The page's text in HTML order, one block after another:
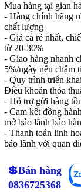
Mua hàng tại gian
- Hàng chính hãng
chất lượng
- Giá cả rẻ nhất,
từ 20-30%
- Giao hàng nhanh
5%/ngày nếu chậm
- Quy trình triển
Điều khoản thỏa
- Hỗ trợ gửi hàng
- Cam kết đồng
mở bảo lãnh bảo
- Thanh toán linh
bảo lãnh với quan
💲Bán hàng
0836725368